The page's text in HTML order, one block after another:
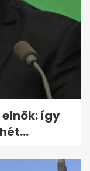
rendőrségi
a
így